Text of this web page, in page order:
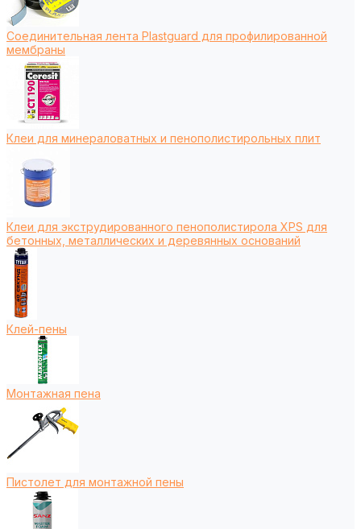
Соединительная лента Plastguard для профилированной
мембраны
Клеи для минераловатных и пенополистирольных плит
Клеи для экструдированного пенополистирола XPS для
бетонных, металлических и деревянных оснований
Клей-пены
Монтажная пена
Пистолет для монтажной пены